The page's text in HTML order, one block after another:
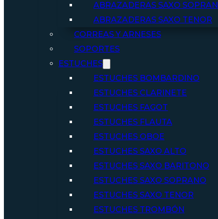
ABRAZADERAS SAXO
ABRAZADERAS SAXO TENOR
CORREAS Y ARNESES
SOPORTES
ESTUCHES
ESTUCHES BOMBARDINO
ESTUCHES CLARINETE
ESTUCHES FAGOT
ESTUCHES FLAUTA
ESTUCHES OBOE
ESTUCHES SAXO ALTO
ESTUCHES SAXO BARITONO
ESTUCHES SAXO SOPRANO
ESTUCHES SAXO TENOR
ESTUCHES TROMBÓN